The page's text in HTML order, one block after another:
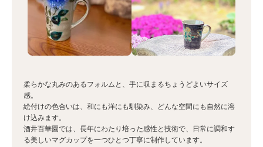
柔らかな丸みのあるフォルムと、手に収まるちょうどよいサイズ
感。
絵付けの色合いは、和にも洋にも馴染み、どんな空間にも自然に溶
け込みます。
酒井百華園では、長年にわたり培った感性と技術で、日常に調和す
る美しいマグカップを一つひとつ丁寧に制作しています。